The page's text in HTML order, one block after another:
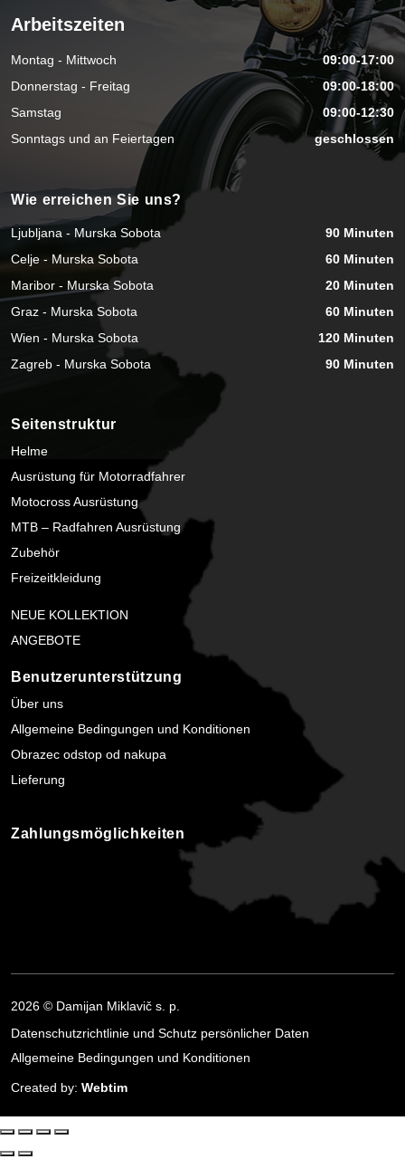
Arbeitszeiten
Montag - Mittwoch
09:00-17:00
Donnerstag - Freitag
09:00-18:00
Samstag
09:00-12:30
Sonntags und an Feiertagen
geschlossen
Wie erreichen Sie uns?
Ljubljana - Murska Sobota
90 Minuten
Celje - Murska Sobota
60 Minuten
Maribor - Murska Sobota
20 Minuten
Graz - Murska Sobota
60 Minuten
Wien - Murska Sobota
120 Minuten
Zagreb - Murska Sobota
90 Minuten
Seitenstruktur
Helme
Ausrüstung für Motorradfahrer
Motocross Ausrüstung
MTB – Radfahren Ausrüstung
Zubehör
Freizeitkleidung
NEUE KOLLEKTION
ANGEBOTE
Benutzerunterstützung
Über uns
Allgemeine Bedingungen und Konditionen
Obrazec odstop od nakupa
Lieferung
Zahlungsmöglichkeiten
2026 © Damijan Miklavič s. p.
Datenschutzrichtlinie und Schutz persönlicher Daten
Allgemeine Bedingungen und Konditionen
Created by: Webtim